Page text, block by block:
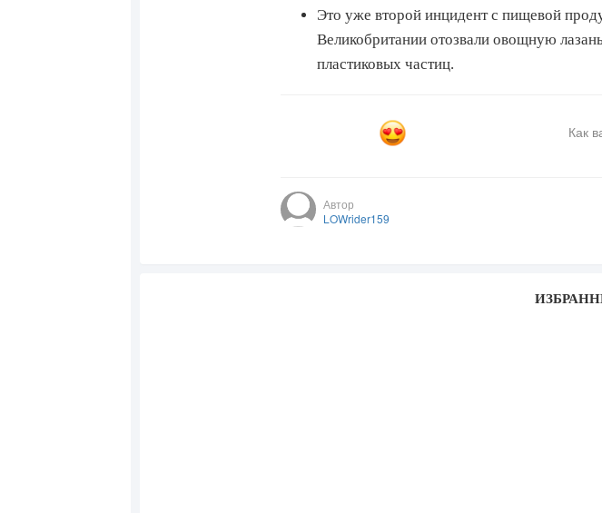
Это уже второй инцидент с пищевой
Великобритании отозвали овощную
пластиковых частиц.
Как
Автор
LOWrider159